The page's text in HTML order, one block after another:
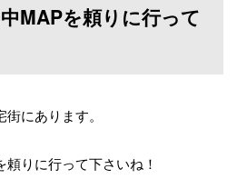
MAPを頼りに行って
にあります。
りに行って下さいね！